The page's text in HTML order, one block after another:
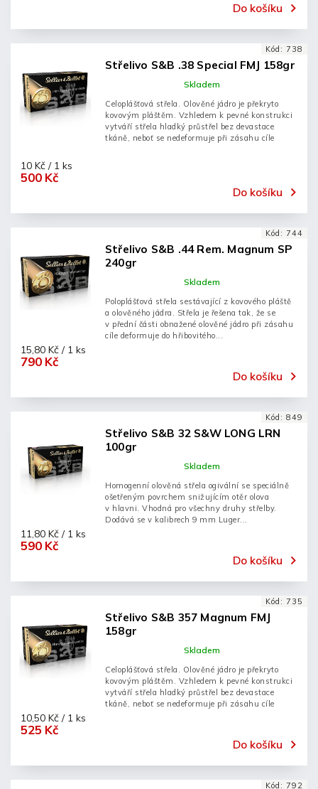
Do košíku
Střelivo S&B .38 Special FMJ 158gr
Skladem
500 Kč
10 Kč / 1 ks
Do košíku
Celoplášťová střela. Olověné jádro je překryto
kovovým pláštěm. Vzhledem k pevné konstrukci
vytváří střela hladký průstřel bez devastace
tkáně, neboť se nedeformuje při zásahu cíle
Kód: 738
Střelivo S&B .44 Rem. Magnum SP
240gr
Skladem
790 Kč
15,80 Kč / 1 ks
Do košíku
Poloplášťová střela sestávající z kovového pláště
a olověného jádra. Střela je řešena tak, že se
v přední části obnažené olověné jádro při zásahu
cíle deformuje do hřibovitého...
Kód: 744
Střelivo S&B 32 S&W LONG LRN
100gr
Skladem
590 Kč
11,80 Kč / 1 ks
Do košíku
Homogenní olověná střela ogivální se speciálně
ošetřeným povrchem snižujícím otěr olova
v hlavni. Vhodná pro všechny druhy střelby.
Dodává se v kalibrech 9 mm Luger...
Kód: 849
Střelivo S&B 357 Magnum FMJ
158gr
Skladem
525 Kč
10,50 Kč / 1 ks
Do košíku
Celoplášťová střela. Olověné jádro je překryto
kovovým pláštěm. Vzhledem k pevné konstrukci
vytváří střela hladký průstřel bez devastace
tkáně, neboť se nedeformuje při zásahu cíle
Kód: 735
Kód: 792